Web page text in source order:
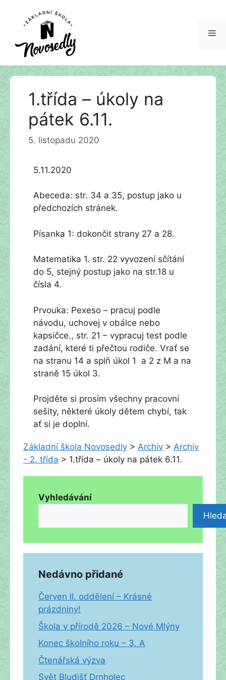
Přeskočit
1.třída – úkoly na
pátek 6.11.
5. listopadu 2020
5.11.2020
Abeceda: str. 34 a 35, postup jako u
předchozích stránek.
Písanka 1: dokončit strany 27 a 28.
Matematika 1. str. 22 vyvození sčítání
do 5, stejný postup jako na str.18 u
čísla 4.
Prvouka: Pexeso – pracuj podle
návodu, uchovej v obálce nebo
kapsičce., str. 21 – vypracuj test podle
zadání, které ti přečtou rodiče. Vrať se
na stranu 14 a splň úkol 1 a 2 z M a na
straně 15 úkol 3.
Projděte si prosím všechny pracovní
sešity, některé úkoly dětem chybí, tak
ať si je doplní.
Základní škola Novosedly > Archiv > Archiv
- 2. třída > 1.třída – úkoly na pátek 6.11.
Vyhledávání
Nedávno přidané
Červen II. oddělení – Krásné
prázdniny!
Škola v přírodě 2026 – Nové Mlýny
Konec školního roku – 3. A
Čtenářská výzva
Svět Bludišť Drnholec